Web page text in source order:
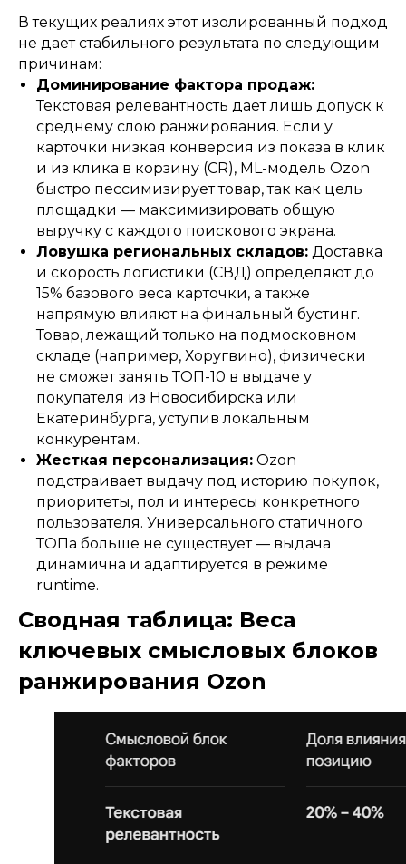
В текущих реалиях этот изолированный подход
не дает стабильного результата по следующим
причинам:
Доминирование фактора продаж:
Текстовая релевантность дает лишь допуск к
среднему слою ранжирования. Если у
карточки низкая конверсия из показа в клик
и из клика в корзину (CR), ML-модель Ozon
быстро пессимизирует товар, так как цель
площадки — максимизировать общую
выручку с каждого поискового экрана.
Ловушка региональных складов: Доставка
и скорость логистики (СВД) определяют до
15% базового веса карточки, а также
напрямую влияют на финальный бустинг.
Товар, лежащий только на подмосковном
складе (например, Хоругвино), физически
не сможет занять ТОП-10 в выдаче у
покупателя из Новосибирска или
Екатеринбурга, уступив локальным
конкурентам.
Жесткая персонализация: Ozon
подстраивает выдачу под историю покупок,
приоритеты, пол и интересы конкретного
пользователя. Универсального статичного
ТОПа больше не существует — выдача
динамична и адаптируется в режиме
runtime.
Сводная таблица: Веса
ключевых смысловых блоков
ранжирования Ozon